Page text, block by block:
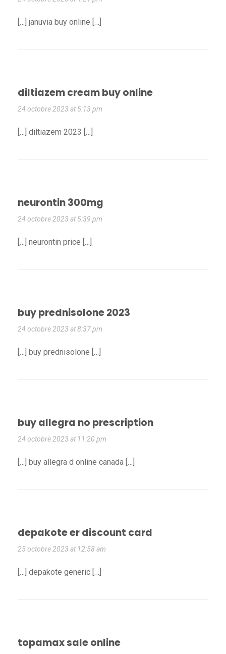
[…] januvia buy online […]
diltiazem cream buy online
24 octobre 2023 at 5:13 pm
[…] diltiazem 2023 […]
neurontin 300mg
24 octobre 2023 at 5:39 pm
[…] neurontin price […]
buy prednisolone 2023
24 octobre 2023 at 8:37 pm
[…] buy prednisolone […]
buy allegra no prescription
24 octobre 2023 at 11:20 pm
[…] buy allegra d online canada […]
depakote er discount card
25 octobre 2023 at 12:58 am
[…] depakote generic […]
topamax sale online